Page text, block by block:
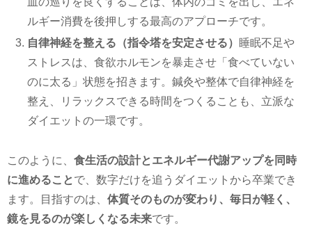
ルギー消費を後押しする最高のアプローチです。
自律神経を整える（指令塔を安定させる）
睡眠不足や
ストレスは、食欲ホルモンを暴走させ「食べていない
のに太る」状態を招きます。鍼灸や整体で自律神経を
整え、リラックスできる時間をつくることも、立派な
ダイエットの一環です。
このように、 食生活の設計とエネルギー代謝アップを同時
に進めることで、数字だけを追うダイエットから卒業でき
ます。目指すのは、 体質そのものが変わり、毎日が軽く、
鏡を見るのが楽しくなる未来です。